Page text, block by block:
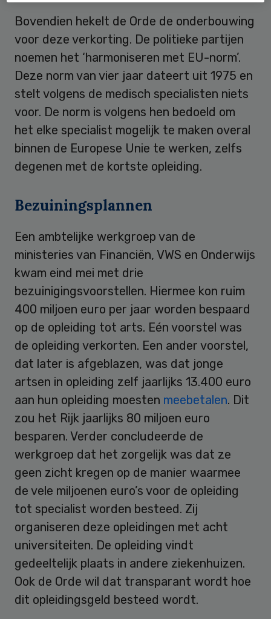
Bovendien hekelt de Orde de onderbouwing
voor deze verkorting. De politieke partijen
noemen het ‘harmoniseren met EU-norm’.
Deze norm van vier jaar dateert uit 1975 en
stelt volgens de medisch specialisten niets
voor. De norm is volgens hen bedoeld om
het elke specialist mogelijk te maken overal
binnen de Europese Unie te werken, zelfs
degenen met de kortste opleiding.
Bezuiningsplannen
Een ambtelijke werkgroep van de
ministeries van Financiën, VWS en Onderwijs
kwam eind mei met drie
bezuinigingsvoorstellen. Hiermee kon ruim
400 miljoen euro per jaar worden bespaard
op de opleiding tot arts. Eén voorstel was
de opleiding verkorten. Een ander voorstel,
dat later is afgeblazen, was dat jonge
artsen in opleiding zelf jaarlijks 13.400 euro
aan hun opleiding moesten meebetalen. Dit
zou het Rijk jaarlijks 80 miljoen euro
besparen. Verder concludeerde de
werkgroep dat het zorgelijk was dat ze
geen zicht kregen op de manier waarmee
de vele miljoenen euro’s voor de opleiding
tot specialist worden besteed. Zij
organiseren deze opleidingen met acht
universiteiten. De opleiding vindt
gedeeltelijk plaats in andere ziekenhuizen.
Ook de Orde wil dat transparant wordt hoe
dit opleidingsgeld besteed wordt.